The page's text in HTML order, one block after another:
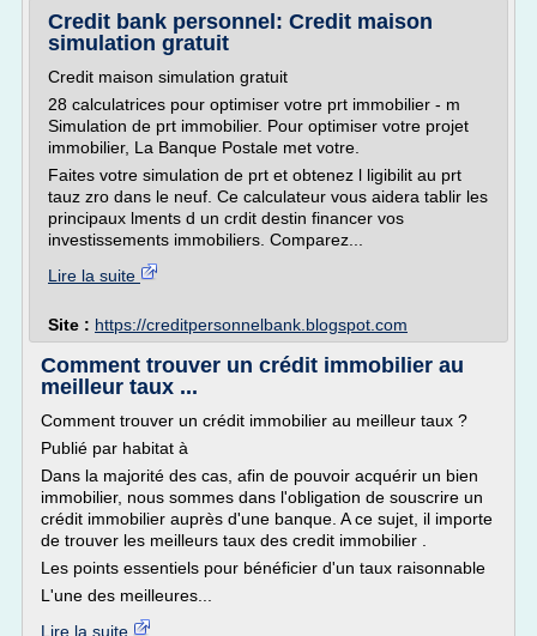
Credit bank personnel: Credit maison
simulation gratuit
Credit maison simulation gratuit
28 calculatrices pour optimiser votre prt immobilier - m
Simulation de prt immobilier. Pour optimiser votre projet
immobilier, La Banque Postale met votre.
Faites votre simulation de prt et obtenez l ligibilit au prt
tauz zro dans le neuf. Ce calculateur vous aidera tablir les
principaux lments d un crdit destin financer vos
investissements immobiliers. Comparez...
Lire la suite
Site : https://creditpersonnelbank.blogspot.com
Comment trouver un crédit immobilier au
meilleur taux ...
Comment trouver un crédit immobilier au meilleur taux ?
Publié par habitat à
Dans la majorité des cas, afin de pouvoir acquérir un bien
immobilier, nous sommes dans l'obligation de souscrire un
crédit immobilier auprès d'une banque. A ce sujet, il importe
de trouver les meilleurs taux des credit immobilier .
Les points essentiels pour bénéficier d'un taux raisonnable
L'une des meilleures...
Lire la suite